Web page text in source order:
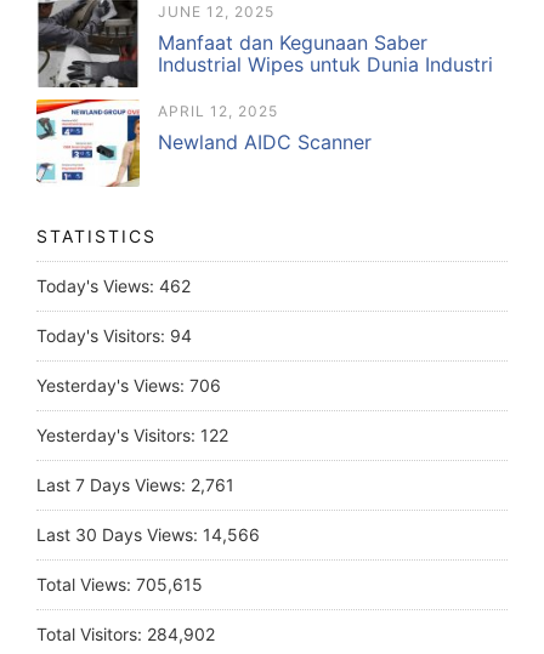
JUNE 12, 2025
Manfaat dan Kegunaan Saber
Industrial Wipes untuk Dunia Industri
APRIL 12, 2025
Newland AIDC Scanner
STATISTICS
Today's Views: 462
Today's Visitors: 94
Yesterday's Views: 706
Yesterday's Visitors: 122
Last 7 Days Views: 2,761
Last 30 Days Views: 14,566
Total Views: 705,615
Total Visitors: 284,902